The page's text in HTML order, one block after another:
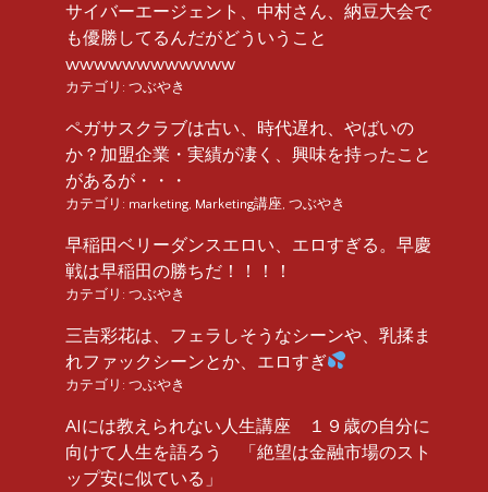
サイバーエージェント、中村さん、納豆大会で
も優勝してるんだがどういうこと
wwwwwwwwwwww
カテゴリ: つぶやき
ペガサスクラブは古い、時代遅れ、やばいの
か？加盟企業・実績が凄く、興味を持ったこと
があるが・・・
カテゴリ: marketing Marketing講座 つぶやき
早稲田ベリーダンスエロい、エロすぎる。早慶
戦は早稲田の勝ちだ！！！！
カテゴリ: つぶやき
三吉彩花は、フェラしそうなシーンや、乳揉ま
れファックシーンとか、エロすぎ
カテゴリ: つぶやき
AIには教えられない人生講座 １９歳の自分に
向けて人生を語ろう 「絶望は金融市場のスト
ップ安に似ている」